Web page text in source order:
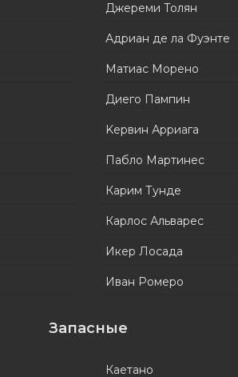
Джереми Толян
Адриан де ла Фуэнте
Матиас Морено
Диего Пампин
Kервин Арриага
Пабло Мартинес
Карим Тунде
Карлос Альварес
Икер Лосада
Иван Ромеро
Запасные
Каетано